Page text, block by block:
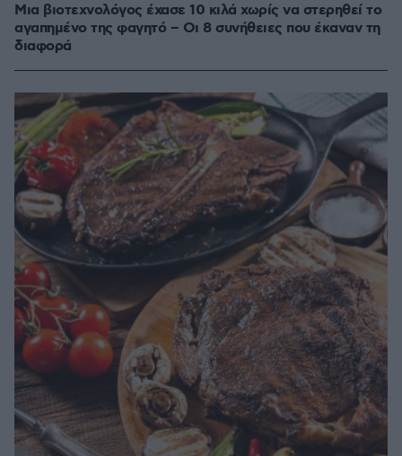
Μια βιοτεχνολόγος έχασε 10 κιλά χωρίς να στερηθεί το
αγαπημένο της φαγητό – Οι 8 συνήθειες που έκαναν τη
διαφορά